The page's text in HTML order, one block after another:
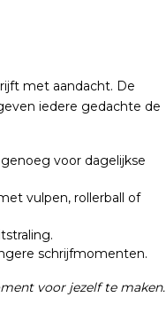
met aandacht. De
iedere gedachte de
voor dagelijkse
vulpen, rollerball of
schrijfmomenten.
voor jezelf te maken.